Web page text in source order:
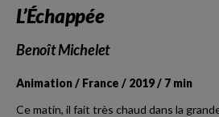
L’Échappée
Benoît Michelet
Animation / France / 2019 / 7 min
Ce matin, il fait très chaud dans la